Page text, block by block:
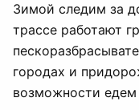
Зимой следим за
трассе работают
городах и
возможности